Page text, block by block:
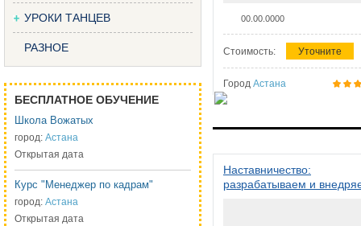
УРОКИ ТАНЦЕВ
РАЗНОЕ
БЕСПЛАТНОЕ ОБУЧЕНИЕ
Школа Вожатых
город: Астана
Открытая дата
Курс "Менеджер по кадрам"
город: Астана
Открытая дата
00.00.0000
Стоимость: Уточните
Город Астана
Наставничество:
разрабатываем и